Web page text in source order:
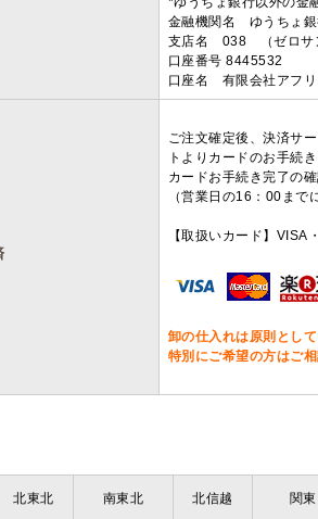
金融機関名 ゆうちょ
支店名 038 （ゼロサ
口座番号 8445532
口座名 有限会社アフ
ご注文確定後、決済サ
トよりカードのお手続
カードお手続き完了の
（営業日の16：00ま
【取扱いカード】
卸の仕入れは原則とし
特別にご希望の方はご
料
北東北 南東北 北信越 関東